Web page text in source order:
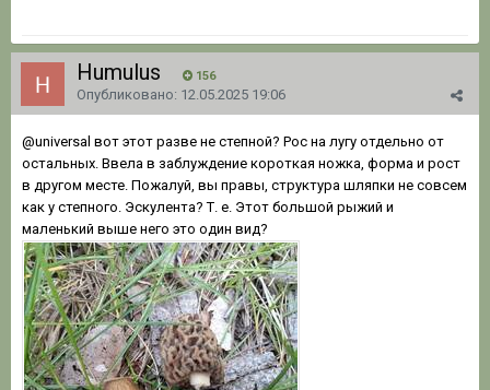
Humulus 156
Опубликовано: 12.05.2025 19:06
@universal вот этот разве не степной? Рос на лугу отдельно от
остальных. Ввела в заблуждение короткая ножка, форма и рост
в другом месте. Пожалуй, вы правы, структура шляпки не совсем
как у степного. Эскулента? Т. е. Этот большой рыжий и
маленький выше него это один вид?